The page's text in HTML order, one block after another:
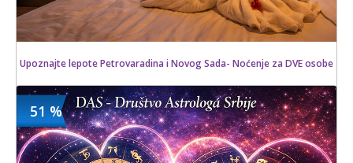
Upoznajte lepote Petrovaradina i Novog Sada- Noćenje za DVE osobe
Kupljeno
4 kom.
4600 din
7000 din
51 %